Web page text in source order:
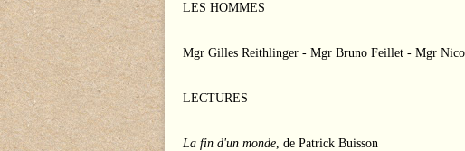
LES HOMMES
Mgr Gilles Reithlinger - Mgr Bruno Feillet - Mgr
LECTURES
La fin d'un monde, de Patrick Buisson